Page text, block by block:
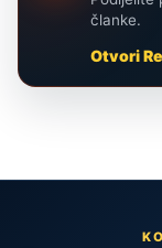
članke.
Otvori